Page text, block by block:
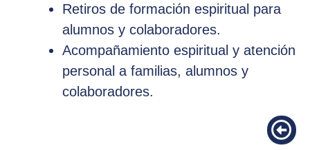
Retiros de formación espiritual para
alumnos y colaboradores.
Acompañamiento espiritual y atención
personal a familias, alumnos y
colaboradores.